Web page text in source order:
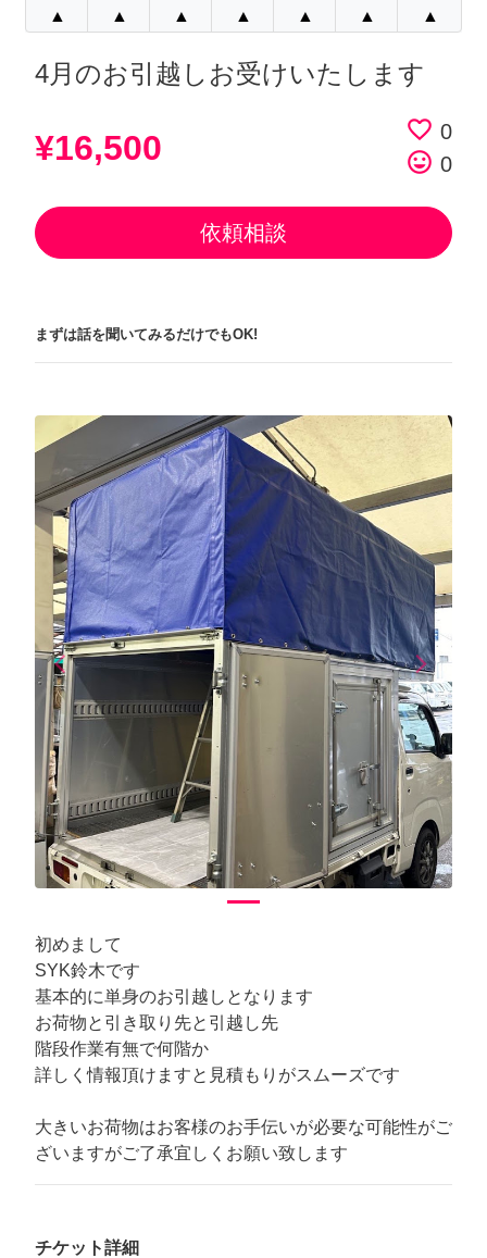
▲ ▲ ▲ ▲ ▲ ▲ ▲
4月のお引越しお受けいたします
¥16,500 favorite_border 0
tag_faces 0
依頼相談
まずは話を聞いてみるだけでもOK!
arrow_back_iosPrevious arrow_forward_iosNext
初めまして
SYK鈴木です
基本的に単身のお引越しとなります
お荷物と引き取り先と引越し先
階段作業有無で何階か
詳しく情報頂けますと見積もりがスムーズです
大きいお荷物はお客様のお手伝いが必要な可能性がご
ざいますがご了承宜しくお願い致します
チケット詳細